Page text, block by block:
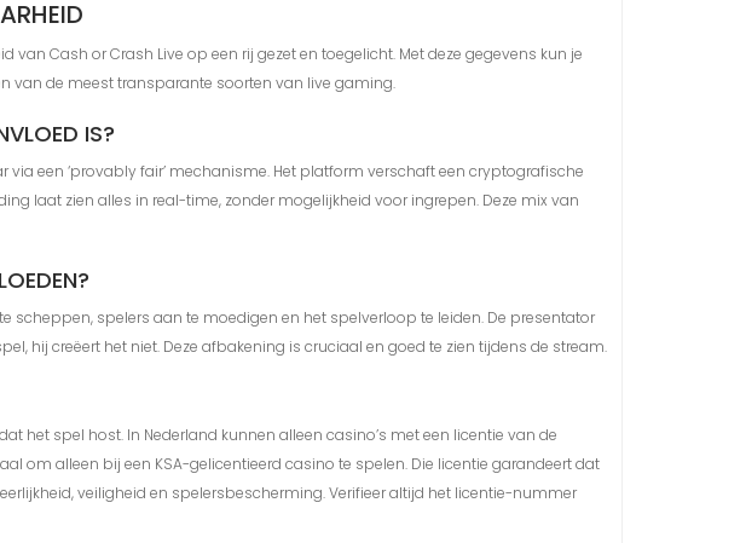
Cash or Crash Live op een rij gezet en toegelicht. Met deze gegevens kun je
van de meest transparante soorten van live gaming.
IS?
een ‘provably fair’ mechanisme. Het platform verschaft een cryptografische
laat zien alles in real-time, zonder mogelijkheid voor ingrepen. Deze mix van
spelers aan te moedigen en het spelverloop te leiden. De presentator
hij creëert het niet. Deze afbakening is cruciaal en goed te zien tijdens de stream.
het spel host. In Nederland kunnen alleen casino’s met een licentie van de
om alleen bij een KSA-gelicentieerd casino te spelen. Die licentie garandeert dat
veiligheid en spelersbescherming. Verifieer altijd het licentie-nummer